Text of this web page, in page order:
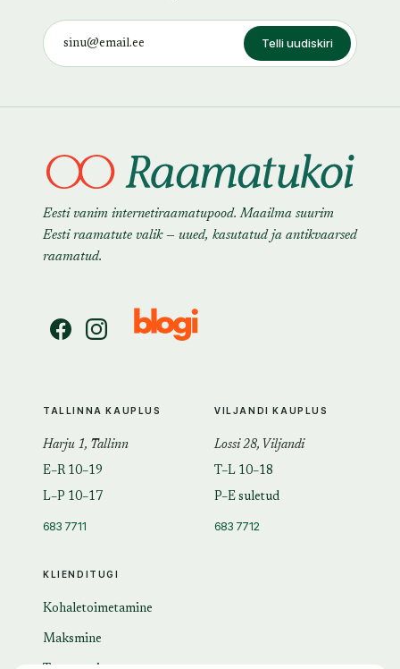
Telli uudiskiri
Eesti vanim internetiraamatupood. Maailma suurim
Eesti raamatute valik — uued, kasutatud ja antikvaarsed
raamatud.
KLIENDITUGI
Kohaletoimetamine
Maksmine
TALLINNA KAUPLUS
Harju 1, Tallinn
E–R 10–19
L–P 10–17
683 7711
VILJANDI KAUPLUS
Lossi 28, Viljandi
T–L 10–18
P–E suletud
683 7712